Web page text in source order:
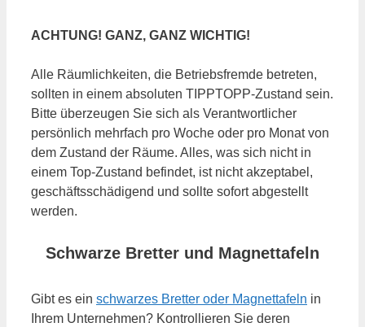
ACHTUNG! GANZ, GANZ WICHTIG!
Alle Räumlichkeiten, die Betriebsfremde betreten,
sollten in einem absoluten TIPPTOPP-Zustand sein.
Bitte überzeugen Sie sich als Verantwortlicher
persönlich mehrfach pro Woche oder pro Monat von
dem Zustand der Räume. Alles, was sich nicht in
einem Top-Zustand befindet, ist nicht akzeptabel,
geschäftsschädigend und sollte sofort abgestellt
werden.
Schwarze Bretter und Magnettafeln
Gibt es ein schwarzes Bretter oder Magnettafeln in
Ihrem Unternehmen? Kontrollieren Sie deren